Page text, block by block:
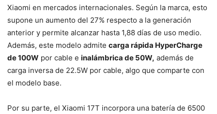
Xiaomi en mercados internacionales. Según la marca, esto
supone un aumento del 27% respecto a la generación
anterior y permite alcanzar hasta 1,88 días de uso medio.
Además, este modelo admite carga rápida HyperCharge
de 100W por cable e inalámbrica de 50W, además de
carga inversa de 22.5W por cable, algo que comparte con
el modelo base.
Por su parte, el Xiaomi 17T incorpora una batería de 6500